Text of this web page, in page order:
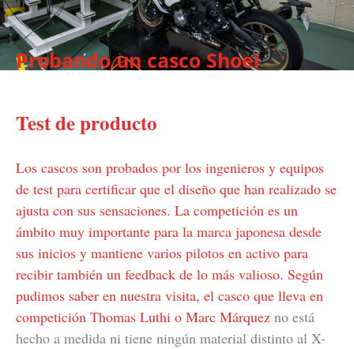
Probando un casco Shoei
Test de producto
Los cascos son probados por los ingenieros y equipos
de test para certificar que el diseño que han realizado se
ajusta con sus sensaciones. La competición es un
ámbito muy importante para la marca japonesa desde
sus inicios y mantiene varios pilotos en activo para
recibir también un feedback de lo más valioso. Según
pudimos saber en nuestra visita, el casco que lleva en
competición Thomas Luthi o Marc Márquez no está
hecho a medida ni tiene ningún material distinto al X-